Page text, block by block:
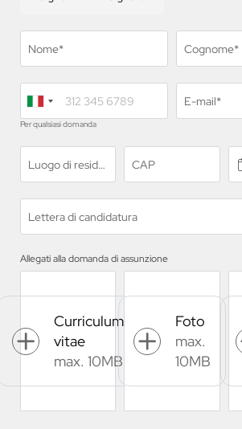
Nome* Cognome*
Per qualsiasi domanda
E-mail*
Luogo di residenza* CAP
Lettera di candidatura
Allegati alla domanda di assunzione
Curriculum
vitae
max. 10MB
Foto
max.
10MB